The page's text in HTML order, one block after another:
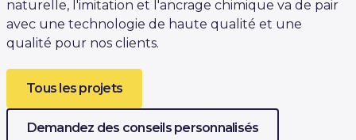
naturelle, l'imitation et l'ancrage chimique va de pair
avec une technologie de haute qualité et une
qualité pour nos clients.
Tous les projets
Demandez des conseils personnalisés